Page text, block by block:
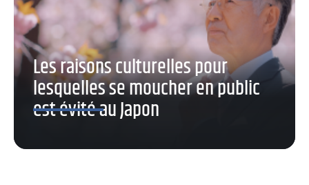
Les raisons culturelles pour
lesquelles se moucher en public
est évité au Japon